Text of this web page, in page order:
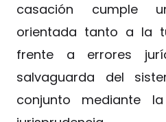
casación cumple
orientada tanto a la
frente a errores
salvaguarda del
conjunto mediante